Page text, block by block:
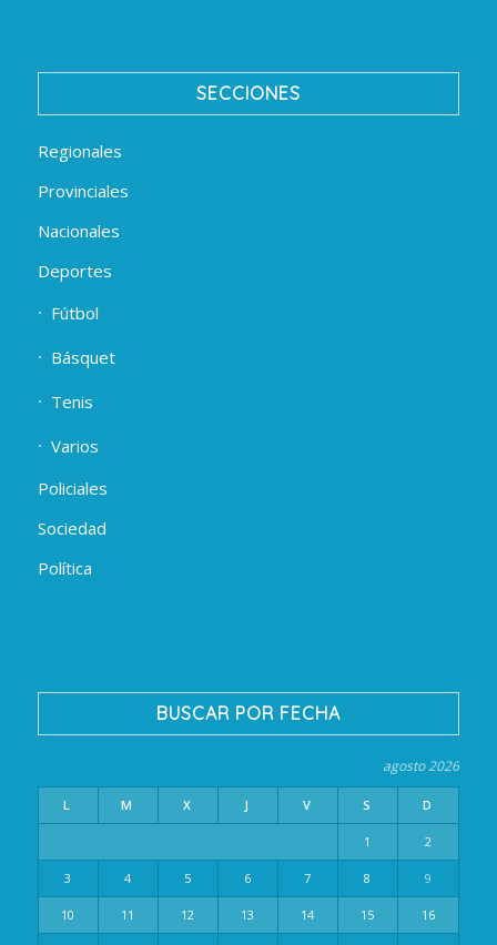
SECCIONES
Regionales
Provinciales
Nacionales
Deportes
Fútbol
Básquet
Tenis
Varios
Policiales
Sociedad
Política
BUSCAR POR FECHA
agosto 2026
L M X J V S D
1 2
3 4 5 6 7 8 9
10 11 12 13 14 15 16